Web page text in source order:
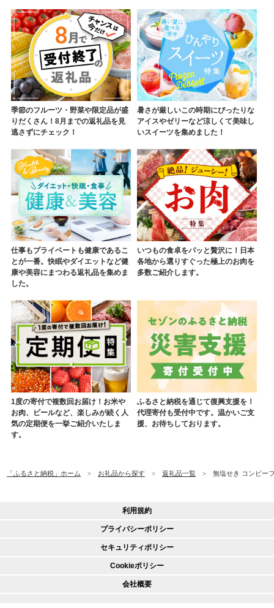
季節のフルーツ・野菜や限定品が盛
りだくさん！8月までの返礼品を見
逃さずにチェック！
暑さが厳しいこの時期にぴったりな
アイスやゼリーなど涼しくて美味し
いスイーツを集めました！
仕事もプライベートも健康であるこ
とが一番。快眠やダイエットなど健
康や美容にまつわる返礼品を集めま
した。
いつもの食卓をパッと贅沢に！日本
各地から選りすぐった極上のお肉を
多数ご紹介します。
1度の寄付で複数回お届け！お米や
お肉、ビールなど、楽しみが続く人
気の定期便を一挙ご紹介いたしま
す。
ふるさと納税を通じて復興支援を！
代理寄付も受付中です。温かいご支
援、お待ちしております。
「ふるさと納税」ホーム お礼品から探す 返礼品一覧 無塩せき コンビー
利用規約
プライバシーポリシー
セキュリティポリシー
Cookieポリシー
会社概要